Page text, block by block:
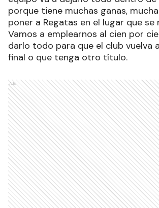
porque tiene muchas ganas,
poner a Regatas en el lugar que se
Vamos a emplearnos al cien por
darlo todo para que el club vuelva
final o que tenga otro título.
Ads